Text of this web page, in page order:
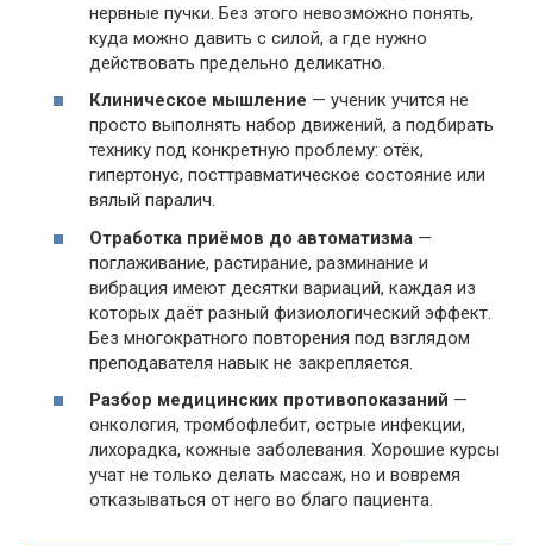
нервные пучки. Без этого невозможно понять,
куда можно давить с силой, а где нужно
действовать предельно деликатно.
Клиническое мышление — ученик учится не
просто выполнять набор движений, а подбирать
технику под конкретную проблему: отёк,
гипертонус, посттравматическое состояние или
вялый паралич.
Отработка приёмов до автоматизма —
поглаживание, растирание, разминание и
вибрация имеют десятки вариаций, каждая из
которых даёт разный физиологический эффект.
Без многократного повторения под взглядом
преподавателя навык не закрепляется.
Разбор медицинских противопоказаний —
онкология, тромбофлебит, острые инфекции,
лихорадка, кожные заболевания. Хорошие курсы
учат не только делать массаж, но и вовремя
отказываться от него во благо пациента.